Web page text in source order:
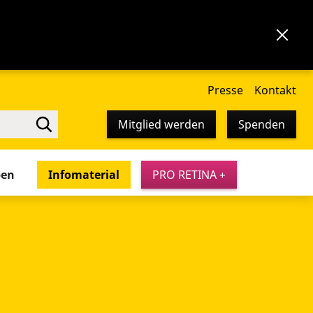
Presse Kontakt
Mitglied werden Spenden
Infomaterial PRO RETINA +